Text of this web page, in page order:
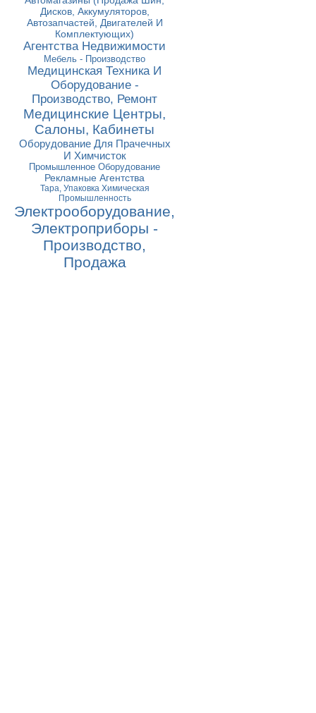
Дисков, Аккумуляторов,
Автозапчастей, Двигателей И
Комплектующих)
Агентства Недвижимости
Мебель - Производство
Медицинская Техника И
Оборудование -
Производство, Ремонт
Медицинские Центры,
Салоны, Кабинеты
Оборудование Для Прачечных
И Химчисток
Промышленное Оборудование
Рекламные Агентства
Тара, Упаковка Химическая
Промышленность
Электрооборудование,
Электроприборы -
Производство,
Продажа